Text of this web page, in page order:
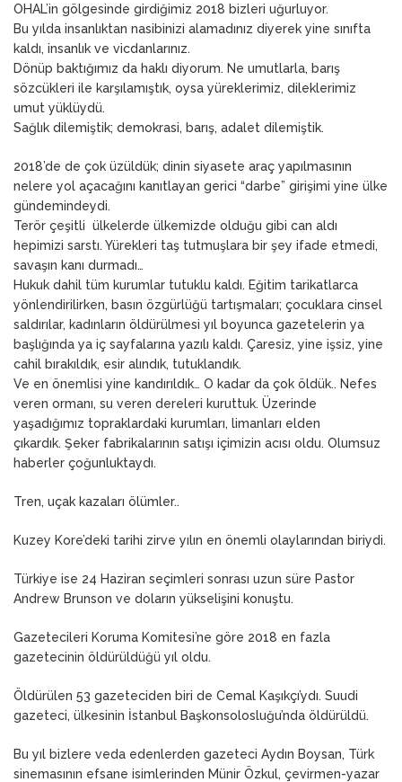
OHAL’in gölgesinde girdiğimiz 2018 bizleri uğurluyor.
Bu yılda insanlıktan nasibinizi alamadınız diyerek yine sınıfta
kaldı, insanlık ve vicdanlarınız.
Dönüp baktığımız da haklı diyorum. Ne umutlarla, barış
sözcükleri ile karşılamıştık, oysa yüreklerimiz, dileklerimiz
umut yüklüydü.
Sağlık dilemiştik; demokrasi, barış, adalet dilemiştik.
2018’de de çok üzüldük; dinin siyasete araç yapılmasının
nelere yol açacağını kanıtlayan gerici “darbe” girişimi yine ülke
gündemindeydi.
Terör çeşitli ülkelerde ülkemizde olduğu gibi can aldı
hepimizi sarstı. Yürekleri taş tutmuşlara bir şey ifade etmedi,
savaşın kanı durmadı…
Hukuk dahil tüm kurumlar tutuklu kaldı. Eğitim tarikatlarca
yönlendirilirken, basın özgürlüğü tartışmaları; çocuklara cinsel
saldırılar, kadınların öldürülmesi yıl boyunca gazetelerin ya
başlığında ya iç sayfalarına yazılı kaldı. Çaresiz, yine işsiz, yine
cahil bırakıldık, esir alındık, tutuklandık.
Ve en önemlisi yine kandırıldık… O kadar da çok öldük.. Nefes
veren ormanı, su veren dereleri kuruttuk. Üzerinde
yaşadığımız topraklardaki kurumları, limanları elden
çıkardık. Şeker fabrikalarının satışı içimizin acısı oldu. Olumsuz
haberler çoğunluktaydı.
Tren, uçak kazaları ölümler..
Kuzey Kore’deki tarihi zirve yılın en önemli olaylarından biriydi.
Türkiye ise 24 Haziran seçimleri sonrası uzun süre Pastor
Andrew Brunson ve doların yükselişini konuştu.
Gazetecileri Koruma Komitesi’ne göre 2018 en fazla
gazetecinin öldürüldüğü yıl oldu.
Öldürülen 53 gazeteciden biri de Cemal Kaşıkçı’ydı. Suudi
gazeteci, ülkesinin İstanbul Başkonsolosluğu’nda öldürüldü.
Bu yıl bizlere veda edenlerden gazeteci Aydın Boysan, Türk
sinemasının efsane isimlerinden Münir Özkul, çevirmen-yazar